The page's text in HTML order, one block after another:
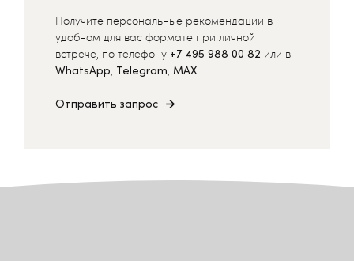
Получите персональные рекомендации в
удобном для вас формате при личной
встрече, по телефону +7 495 988 00 82 или в
WhatsApp, Telegram, MAX
Отправить запрос